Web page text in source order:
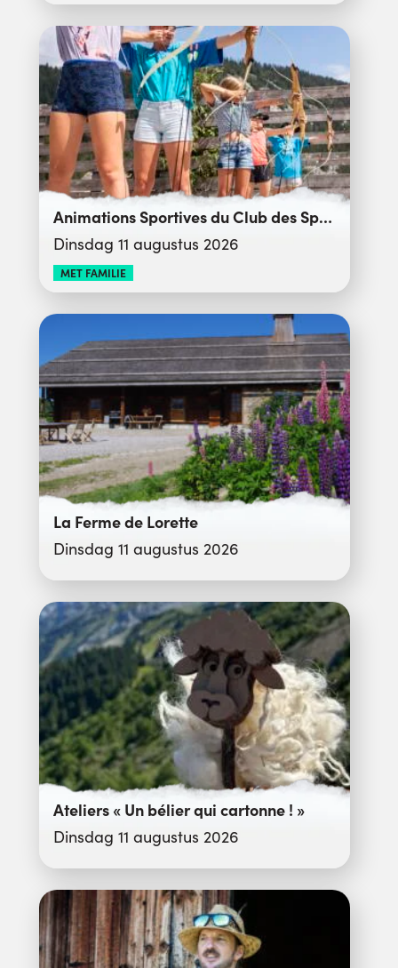
Animations Sportives du Club des Sports
Dinsdag 11 augustus 2026
MET FAMILIE
La Ferme de Lorette
Dinsdag 11 augustus 2026
Ateliers « Un bélier qui cartonne ! »
Dinsdag 11 augustus 2026